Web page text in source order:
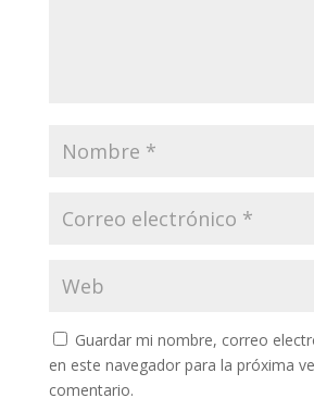
Guardar mi nombre, correo
en este navegador para la próxima
comentario.